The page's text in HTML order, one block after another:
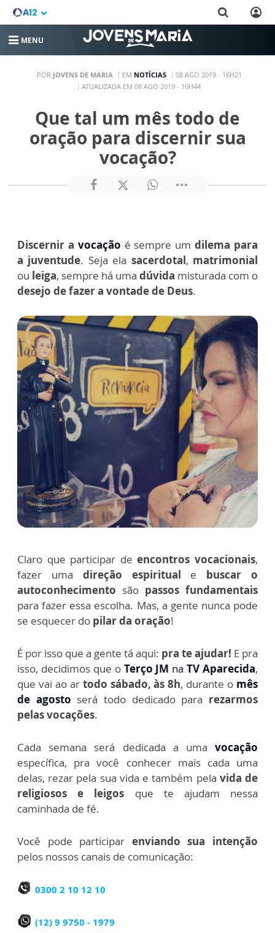
MENU
POR JOVENS DE MARIA EM NOTÍCIAS
08 AGO 2019 - 16H21
ATUALIZADA EM 08 AGO 2019 - 16H44
Que tal um mês todo de
oração para discernir sua
vocação?
Discernir a vocação é sempre umdilema para
a juventude. Seja ela sacerdotal, matrimonial
ou leiga, sempre há uma dúvida misturada com o
desejo de fazer a vontade de Deus.
Claro que participar deencontros vocacionais,
fazer uma direção espiritual e buscar o
autoconhecimento são passos fundamentais
para fazer essa escolha. Mas, a gente nunca pode
se esquecer do pilar da oração!
É por isso que a gente tá aqui: pra te ajudar! E pra
isso, decidimos que o Terço JM naTV Aparecida,
que vai ao ar todo sábado, às 8h, durante o mês
de agosto será todo dedicado para rezarmos
pelas vocações.
Cada semana será dedicada a uma vocação
específica, pra você conhecer mais cada uma
delas, rezar pela sua vida e também pela vida de
religiosos
e leigos que te ajudam nessa
caminhada de fé.
Você pode participar enviando sua intenção
pelos nossos canais de comunicação:
0300 2 10 12 10
(12) 9 9750 - 1979